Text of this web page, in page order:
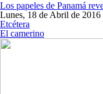
Los papeles de Panamá
Lunes, 18 de Abril de 2016
Etcétera
El camerino